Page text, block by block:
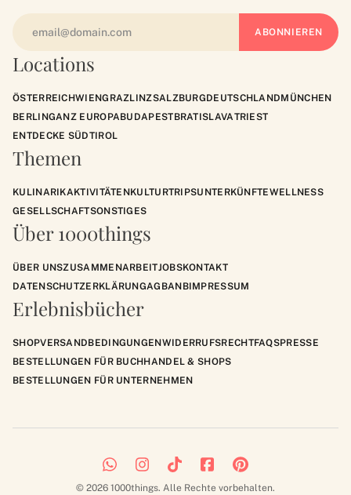
Locations
ÖSTERREICHWIENGRAZLINZSALZBURGDEUTSCHLANDMÜNCHEN
BERLINGANZ EUROPABUDAPESTBRATISLAVATRIEST
ENTDECKE SÜDTIROL
Themen
KULINARIKAKTIVITÄTENKULTURTRIPSUNTERKÜNFTEWELLNESS
GESELLSCHAFTSONSTIGES
Über 1000things
ÜBER UNSZUSAMMENARBEITJOBSKONTAKT
DATENSCHUTZERKLÄRUNGAGBANBIMPRESSUM
Erlebnisbücher
SHOPVERSANDBEDINGUNGENWIDERRUFSRECHTFAQSPRESSE
BESTELLUNGEN FÜR BUCHHANDEL & SHOPS
BESTELLUNGEN FÜR UNTERNEHMEN
© 2026 1000things. Alle Rechte vorbehalten.